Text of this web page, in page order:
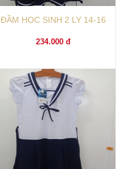
ĐẦM HỌC SINH 2 LY 14-16
234.000 đ